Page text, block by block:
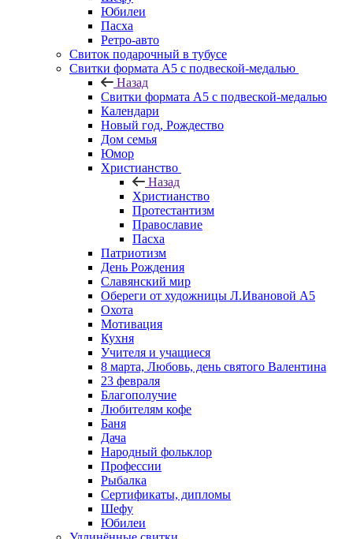
Юбилеи
Пасха
Ретро-авто
Свиток подарочный в тубусе
Свитки формата А5 с подвеской-медалью
Назад
Свитки формата А5 с подвеской-медалью
Календари
Новый год, Рождество
Дом семья
Юмор
Христианство
Назад
Христианство
Протестантизм
Православие
Пасха
Патриотизм
День Рождения
Славянский мир
Обереги от художницы Л.Ивановой А5
Охота
Мотивация
Кухня
Учителя и учащиеся
8 марта, Любовь, день святого Валентина
23 февраля
Благополучие
Любителям кофе
Баня
Дача
Народный фольклор
Профессии
Рыбалка
Сертификаты, дипломы
Шефу
Юбилеи